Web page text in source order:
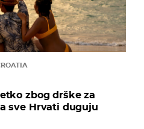
zbog drške za
sve Hrvati duguju